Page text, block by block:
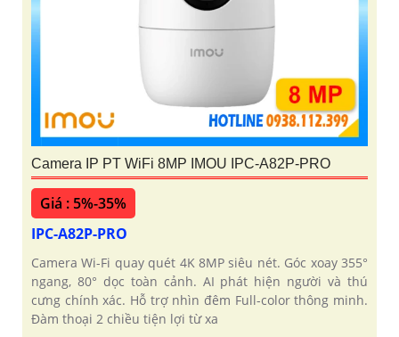
Camera IP PT WiFi 8MP IMOU IPC-A82P-PRO
Giá : 5%-35%
IPC-A82P-PRO
Camera Wi-Fi quay quét 4K 8MP siêu nét. Góc xoay 355°
ngang, 80° dọc toàn cảnh. AI phát hiện người và thú
cưng chính xác. Hỗ trợ nhìn đêm Full-color thông minh.
Đàm thoại 2 chiều tiện lợi từ xa